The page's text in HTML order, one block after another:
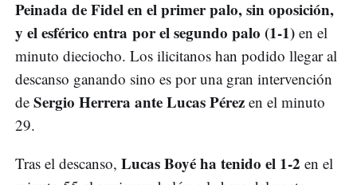
Peinada de Fidel en el primer palo, sin oposición,
y el esférico entra por el segundo palo (1-1) en el
minuto dieciocho. Los ilicitanos han podido llegar al
descanso ganando sino es por una gran intervención
de Sergio Herrera ante Lucas Pérez en el minuto
29.
Tras el descanso, Lucas Boyé ha tenido el 1-2 en el